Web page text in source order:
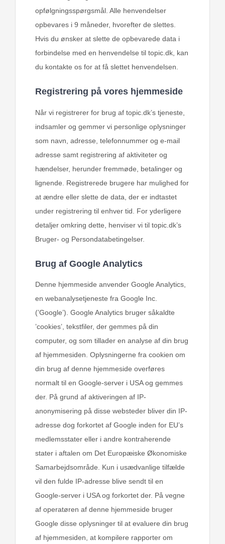
opfølgningsspørgsmål. Alle henvendelser
opbevares i 9 måneder, hvorefter de slettes.
Hvis du ønsker at slette de opbevarede data i
forbindelse med en henvendelse til topic.dk, kan
du kontakte os for at få slettet henvendelsen.
Registrering på vores hjemmeside
Når vi registrerer for brug af topic.dk’s tjeneste,
indsamler og gemmer vi personlige oplysninger
som navn, adresse, telefonnummer og e-mail
adresse samt registrering af aktiviteter og
hændelser, herunder fremmøde, betalinger og
lignende. Registrerede brugere har mulighed for
at ændre eller slette de data, der er indtastet
under registrering til enhver tid. For yderligere
detaljer omkring dette, henviser vi til topic.dk’s
Bruger- og Persondatabetingelser.
Brug af Google Analytics
Denne hjemmeside anvender Google Analytics,
en webanalysetjeneste fra Google Inc.
(’Google’). Google Analytics bruger såkaldte
’cookies’, tekstfiler, der gemmes på din
computer, og som tillader en analyse af din brug
af hjemmesiden. Oplysningerne fra cookien om
din brug af denne hjemmeside overføres
normalt til en Google-server i USA og gemmes
der. På grund af aktiveringen af IP-
anonymisering på disse websteder bliver din IP-
adresse dog forkortet af Google inden for EU’s
medlemsstater eller i andre kontraherende
stater i aftalen om Det Europæiske Økonomiske
Samarbejdsområde. Kun i usædvanlige tilfælde
vil den fulde IP-adresse blive sendt til en
Google-server i USA og forkortet der. På vegne
af operatøren af denne hjemmeside bruger
Google disse oplysninger til at evaluere din brug
af hjemmesiden, at kompilere rapporter om